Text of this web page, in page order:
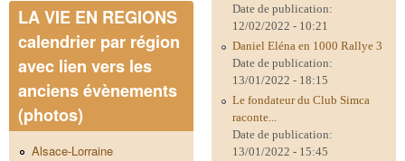
LA VIE EN REGIONS
calendrier par région
avec lien vers les
anciens évènements
(photos)
Alsace-Lorraine
Date de publication:
12/02/2022 - 10:21
Daniel Eléna en 1000 Rallye 3
Date de publication:
13/01/2022 - 18:15
Le fondateur du Club Simca
raconte...
Date de publication:
13/01/2022 - 15:45